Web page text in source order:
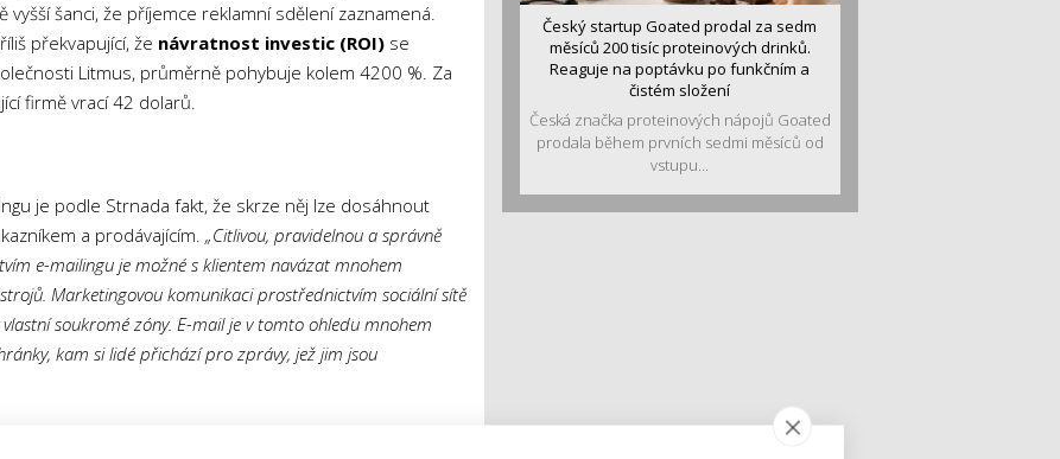
šanci, že příjemce reklamní sdělení zaznamená.
překvapující, že návratnost investic (ROI)se
Litmus, průměrně pohybuje kolem 4200 %. Za
firmě vrací 42 dolarů.
je podle Strnada fakt, že skrze něj lze dosáhnout
a prodávajícím. „Citlivou, pravidelnou a správně
e-mailingu je možné s klientem navázat mnohem
Marketingovou komunikaci prostřednictvím sociální sítě
soukromé zóny. E-mail je v tomto ohledu mnohem
kam si lidé přichází pro zprávy, jež jim jsou
Český startup Goated prodal za sedm
měsíců 200 tisíc proteinových drinků.
Reaguje na poptávku po funkčním a
čistém složení
Česká značka proteinových nápojů Goated
prodala během prvních sedmi měsíců od
vstupu...